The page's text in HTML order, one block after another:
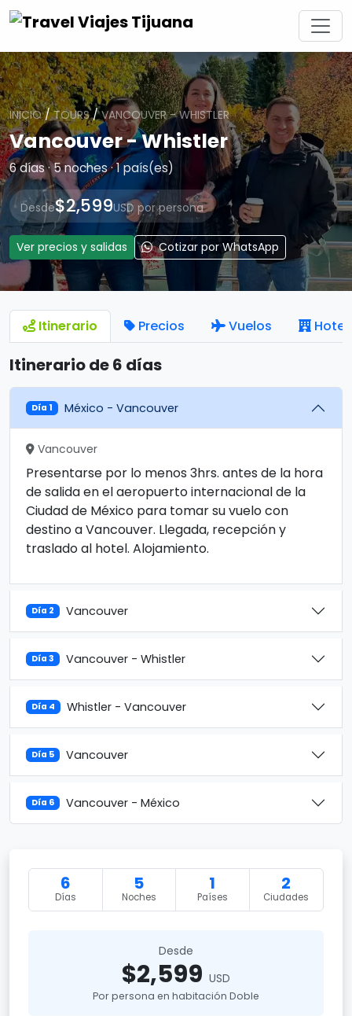
INICIO/TOURS/VANCOUVER - WHISTLER
Vancouver - Whistler
6 días · 5 noches · 1 país(es)
Desde$2,599USD por persona
Ver precios y salidas Cotizar por WhatsApp
Itinerario Precios Vuelos
Itinerario de 6 días
Día 1 México - Vancouver
Vancouver
Presentarse por lo menos 3hrs. antes de la hora
de salida en el aeropuerto internacional de la
Ciudad de México para tomar su vuelo con
destino a Vancouver. Llegada, recepción y
traslado al hotel. Alojamiento.
Día 2 Vancouver
Día 3 Vancouver - Whistler
Día 4 Whistler - Vancouver
Día 5 Vancouver
Día 6 Vancouver - México
6
Días
5
Noches
1
Países
2
Ciudades
Desde
$2,599 USD
Por persona en habitación Doble